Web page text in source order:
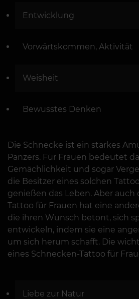
Entwicklung
Vorwärtskommen, Aktivität
Weisheit
Bewusstes Denken
Die Schnecke ist ein starkes
Panzers. Für Frauen bedeutet
Gemächlichkeit und sogar
die Besitzer eines solchen
genießen das Leben. Aber auch
Tattoo für Frauen hat eine
die ihren Wunsch betont, sich
entwickeln, indem sie eine
um sich herum schafft. Die
eines Schnecken-Tattoo für
Liebe zur Natur